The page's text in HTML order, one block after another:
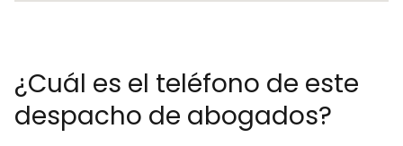
¿Cuál es el teléfono de este
despacho de abogados?